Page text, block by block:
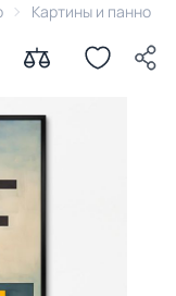
Картины и панно